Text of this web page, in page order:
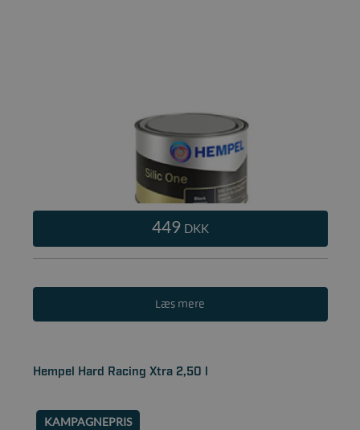
449 DKK
Læs mere
Hempel Hard Racing Xtra 2,50 l
KAMPAGNEPRIS